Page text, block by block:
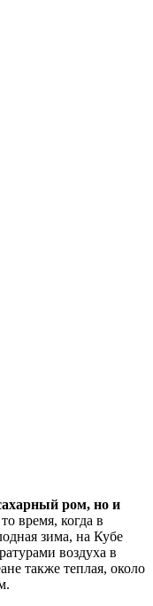
ром, но и
время, когда в
зима, на Кубе
воздуха в
также теплая, около